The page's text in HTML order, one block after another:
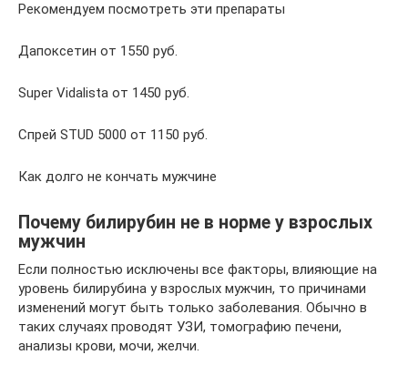
Рекомендуем посмотреть эти препараты
Дапоксетин от 1550 руб.
Super Vidalista от 1450 руб.
Спрей STUD 5000 от 1150 руб.
Как долго не кончать мужчине
Почему билирубин не в норме у взрослых
мужчин
Если полностью исключены все факторы, влияющие на
уровень билирубина у взрослых мужчин, то причинами
изменений могут быть только заболевания. Обычно в
таких случаях проводят УЗИ, томографию печени,
анализы крови, мочи, желчи.